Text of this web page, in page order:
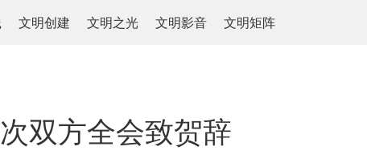
文明创建 文明之光 文明影音 文明矩阵
双方全会致贺辞